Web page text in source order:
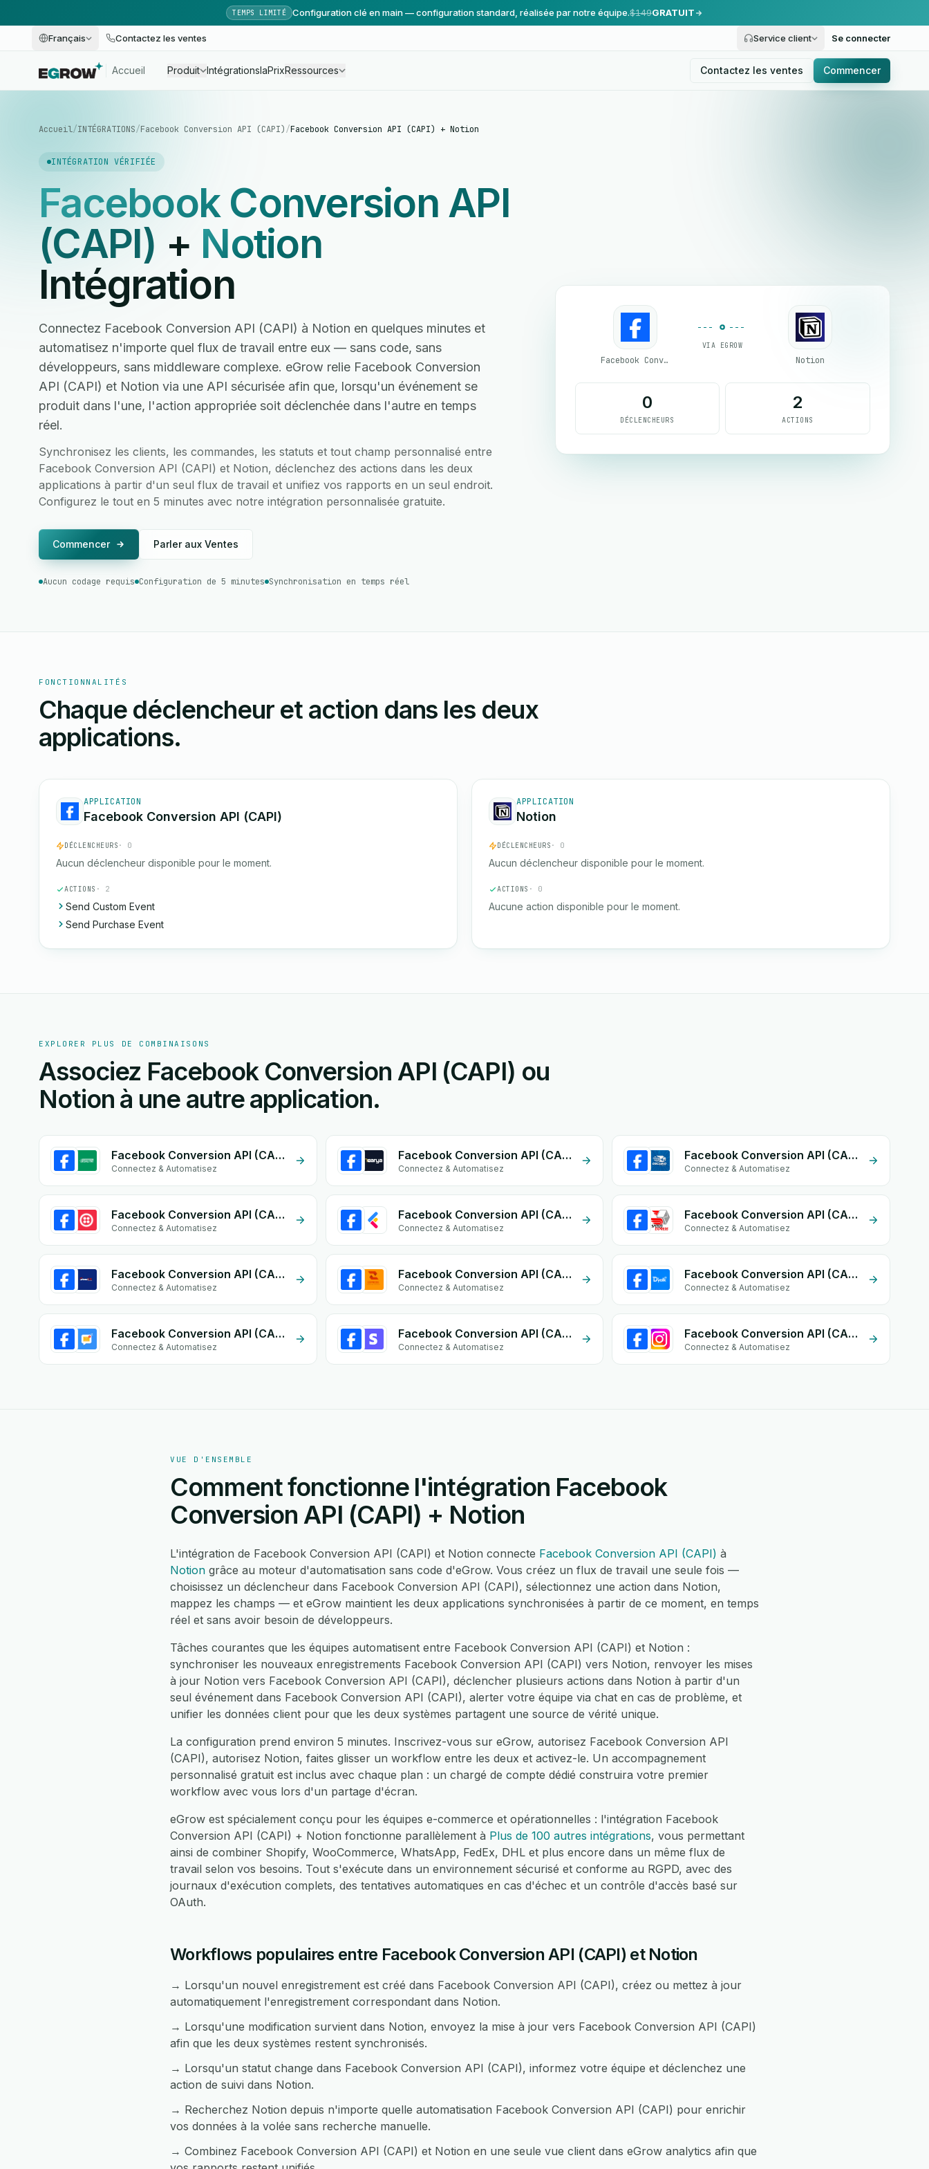
TEMPS LIMITÉ Configuration clé en main — configuration standard, réalisée par notre équipe.$149GRATUIT
Français Contactez les ventes Service client Se connecter
Accueil Produit IntégrationsIaPrixRessources Contactez les ventes Commencer
Accueil/INTÉGRATIONS/Facebook Conversion API (CAPI)/Facebook Conversion API (CAPI) + Notion
INTÉGRATION VÉRIFIÉE
Facebook Conversion API
(CAPI) + Notion
Intégration
Connectez Facebook Conversion API (CAPI) à Notion en quelques minutes et
automatisez n'importe quel flux de travail entre eux — sans code, sans
développeurs, sans middleware complexe. eGrow relie Facebook Conversion
API (CAPI) et Notion via une API sécurisée afin que, lorsqu'un événement se
produit dans l'une, l'action appropriée soit déclenchée dans l'autre en temps
réel.
Synchronisez les clients, les commandes, les statuts et tout champ personnalisé entre
Facebook Conversion API (CAPI) et Notion, déclenchez des actions dans les deux
applications à partir d'un seul flux de travail et unifiez vos rapports en un seul endroit.
Configurez le tout en 5 minutes avec notre intégration personnalisée gratuite.
Commencer Parler aux Ventes
Aucun codage requis Configuration de 5 minutes Synchronisation en temps réel
Facebook Conversion API (CAPI)
VIA EGROW
Notion
0
DÉCLENCHEURS
2
ACTIONS
FONCTIONNALITÉS
Chaque déclencheur et action dans les deux
applications.
APPLICATION
Facebook Conversion API (CAPI)
DÉCLENCHEURS · 0
Aucun déclencheur disponible pour le moment.
ACTIONS · 2
Send Custom Event
Send Purchase Event
APPLICATION
Notion
DÉCLENCHEURS · 0
Aucun déclencheur disponible pour le moment.
ACTIONS · 0
Aucune action disponible pour le moment.
EXPLORER PLUS DE COMBINAISONS
Associez Facebook Conversion API (CAPI) ou
Notion à une autre application.
Facebook Conversion API (CAPI) + Irsaliyat
Connectez & Automatisez
Facebook Conversion API (CAPI) + Nearya Express
Connectez & Automatisez
Facebook Conversion API (CAPI) + Oscario Express
Connectez & Automatisez
Facebook Conversion API (CAPI) + Twilio
Connectez & Automatisez
Facebook Conversion API (CAPI) + lightfunnels
Connectez & Automatisez
Facebook Conversion API (CAPI) + Speedoexpress
Connectez & Automatisez
Facebook Conversion API (CAPI) + Guepex Delivery
Connectez & Automatisez
Facebook Conversion API (CAPI) + Zakrix Express
Connectez & Automatisez
Facebook Conversion API (CAPI) + DirDyalk
Connectez & Automatisez
Facebook Conversion API (CAPI) + Email Notifications by eGrow
Connectez & Automatisez
Facebook Conversion API (CAPI) + Stripe
Connectez & Automatisez
Facebook Conversion API (CAPI) + Instagram
Connectez & Automatisez
VUE D'ENSEMBLE
Comment fonctionne l'intégration Facebook
Conversion API (CAPI) + Notion
L'intégration de Facebook Conversion API (CAPI) et Notion connecte Facebook Conversion API (CAPI) à
Notion grâce au moteur d'automatisation sans code d'eGrow. Vous créez un flux de travail une seule fois —
choisissez un déclencheur dans Facebook Conversion API (CAPI), sélectionnez une action dans Notion,
mappez les champs — et eGrow maintient les deux applications synchronisées à partir de ce moment, en temps
réel et sans avoir besoin de développeurs.
Tâches courantes que les équipes automatisent entre Facebook Conversion API (CAPI) et Notion :
synchroniser les nouveaux enregistrements Facebook Conversion API (CAPI) vers Notion, renvoyer les mises
à jour Notion vers Facebook Conversion API (CAPI), déclencher plusieurs actions dans Notion à partir d'un
seul événement dans Facebook Conversion API (CAPI), alerter votre équipe via chat en cas de problème, et
unifier les données client pour que les deux systèmes partagent une source de vérité unique.
La configuration prend environ 5 minutes. Inscrivez-vous sur eGrow, autorisez Facebook Conversion API
(CAPI), autorisez Notion, faites glisser un workflow entre les deux et activez-le. Un accompagnement
personnalisé gratuit est inclus avec chaque plan : un chargé de compte dédié construira votre premier
workflow avec vous lors d'un partage d'écran.
eGrow est spécialement conçu pour les équipes e-commerce et opérationnelles : l'intégration Facebook
Conversion API (CAPI) + Notion fonctionne parallèlement à Plus de 100 autres intégrations, vous permettant
ainsi de combiner Shopify, WooCommerce, WhatsApp, FedEx, DHL et plus encore dans un même flux de
travail selon vos besoins. Tout s'exécute dans un environnement sécurisé et conforme au RGPD, avec des
journaux d'exécution complets, des tentatives automatiques en cas d'échec et un contrôle d'accès basé sur
OAuth.
Workflows populaires entre Facebook Conversion API (CAPI) et Notion
→ Lorsqu'un nouvel enregistrement est créé dans Facebook Conversion API (CAPI), créez ou mettez à jour
automatiquement l'enregistrement correspondant dans Notion.
→ Lorsqu'une modification survient dans Notion, envoyez la mise à jour vers Facebook Conversion API (CAPI)
afin que les deux systèmes restent synchronisés.
→ Lorsqu'un statut change dans Facebook Conversion API (CAPI), informez votre équipe et déclenchez une
action de suivi dans Notion.
→ Recherchez Notion depuis n'importe quelle automatisation Facebook Conversion API (CAPI) pour enrichir
vos données à la volée sans recherche manuelle.
→ Combinez Facebook Conversion API (CAPI) et Notion en une seule vue client dans eGrow analytics afin que